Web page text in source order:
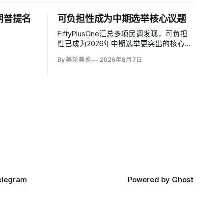
提名 可负担性成为中期选举核心议题
FiftyPlusOne汇总多项民调发现，可负担
性已成为2026年中期选举更突出的核心议
（The Economist）调查中，把通胀和物
By 美轮美换 2026年8月7日
Powered by Ghost